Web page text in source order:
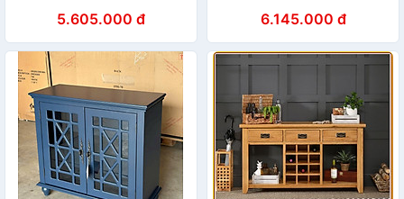
5.605.000 đ 6.145.000 đ